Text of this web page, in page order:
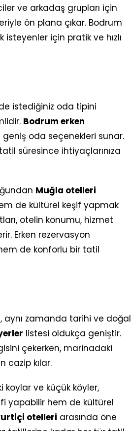
ve arkadaş grupları için
ön plana çıkar. Bodrum
için pratik ve hızlı
istediğiniz oda tipini
Bodrum erken
oda seçenekleri sunar.
süresince ihtiyaçlarınıza
Muğla otelleri
de kültürel keşif yapmak
otelin konumu, hizmet
Erken rezervasyon
de konforlu bir tatil
zamanda tarihi ve doğal
listesi oldukça geniştir.
çekerken, marinadaki
cazip kılar.
koylar ve küçük köyler,
yapabilir hem de kültürel
otelleri arasında öne